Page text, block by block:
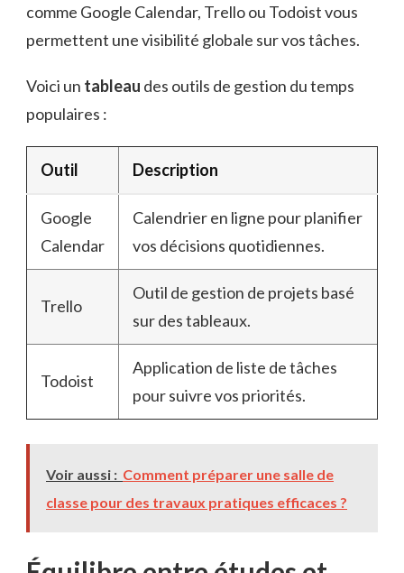
comme Google Calendar, Trello ou Todoist vous
permettent une visibilité globale sur vos tâches.
Voici un tableau des outils de gestion du temps
populaires :
Outil Description
Google
Calendar
Calendrier en ligne pour planifier
vos décisions quotidiennes.
Trello
Outil de gestion de projets basé
sur des tableaux.
Todoist
Application de liste de tâches
pour suivre vos priorités.
Voir aussi : Comment préparer une salle de
classe pour des travaux pratiques efficaces ?